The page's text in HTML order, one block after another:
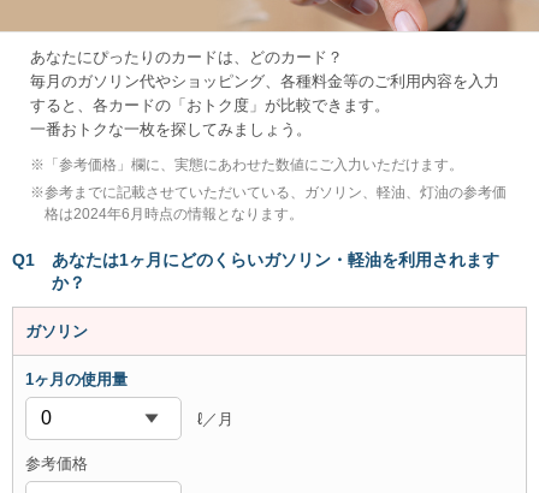
あなたにぴったりのカードは、どのカード？
毎月のガソリン代やショッピング、各種料金等のご利用内容を入力
すると、各カードの「おトク度」が比較できます。
一番おトクな一枚を探してみましょう。
※ 「参考価格」欄に、実態にあわせた数値にご入力いただけます。
※参考までに記載させていただいている、ガソリン、軽油、灯油の参考価
格は2024年6月時点の情報となります。
Q1
あなたは1ヶ月にどのくらいガソリン・軽油を利用されます
か？
ガソリン
ℓ／月